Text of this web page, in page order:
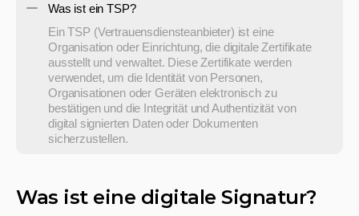
Was ist ein TSP?
Ein TSP (Vertrauensdiensteanbieter) ist eine
Organisation oder Einrichtung, die digitale Zertifikate
ausstellt und verwaltet. Diese Zertifikate werden
verwendet, um die Identität von Personen,
Organisationen oder Geräten elektronisch zu
bestätigen und die Integrität und Authentizität von
digital signierten Daten oder Dokumenten
sicherzustellen.
Was ist eine digitale Signatur?